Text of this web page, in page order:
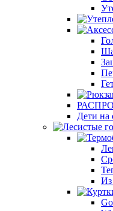
Дети на
Из